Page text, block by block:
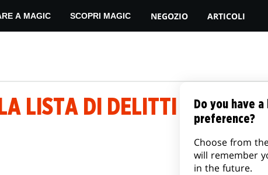
A MAGIC SCOPRI MAGIC NEGOZIO ARTICOLI
LISTA DI DELITTI ALDo you have a
preference?
Choose from
will remember
in the future.